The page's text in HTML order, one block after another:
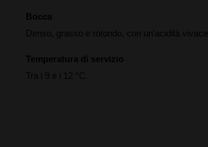
Bocca
Denso, grasso e rotondo, con un'acidità vivace.
Temperatura di servizio
Tra i 9 e i 12 °C.